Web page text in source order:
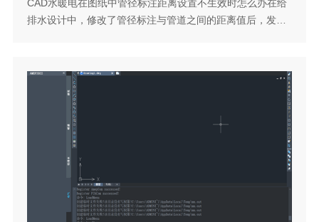
CAD水暖电在图纸中管径标注距离设置不生效时怎么办在给
排水设计中，修改了管径标注与管道之间的距离值后，发现
自动刷新已有标注的位置。如果需要将这些已有标注统一更
新到新的距离设置，可以使用标注复位功能一键完成。下面
说明具体操作流程。问题描述：CAD水暖电设置管径标注文
字与管道的距离并不会对当前图纸中的...